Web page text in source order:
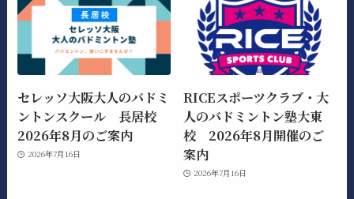
セレッソ大阪大人のバドミ
ントンスクール 長居校
2026年8月のご案内
2026年7月16日
RICEスポーツクラブ・大
人のバドミントン塾大東
校 2026年8月開催のご
案内
2026年7月16日